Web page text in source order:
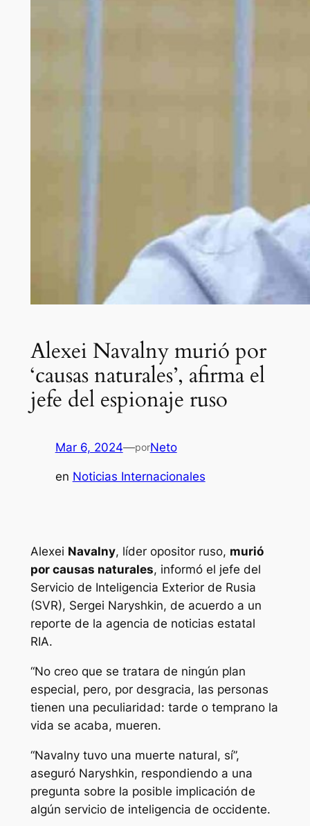
Alexei Navalny murió por
‘causas naturales’, afirma el
jefe del espionaje ruso
Mar 6, 2024—porNeto
en Noticias Internacionales
Alexei Navalny, líder opositor ruso, murió
por causas naturales, informó el jefe del
Servicio de Inteligencia Exterior de Rusia
(SVR), Sergei Naryshkin, de acuerdo a un
reporte de la agencia de noticias estatal
RIA.
“No creo que se tratara de ningún plan
especial, pero, por desgracia, las personas
tienen una peculiaridad: tarde o temprano la
vida se acaba, mueren.
“Navalny tuvo una muerte natural, sí”,
aseguró Naryshkin, respondiendo a una
pregunta sobre la posible implicación de
algún servicio de inteligencia de occidente.